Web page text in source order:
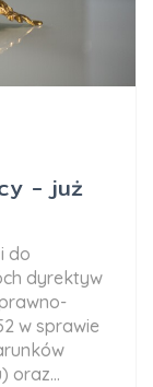
- już
do
dyrektyw
w sprawie
oraz...